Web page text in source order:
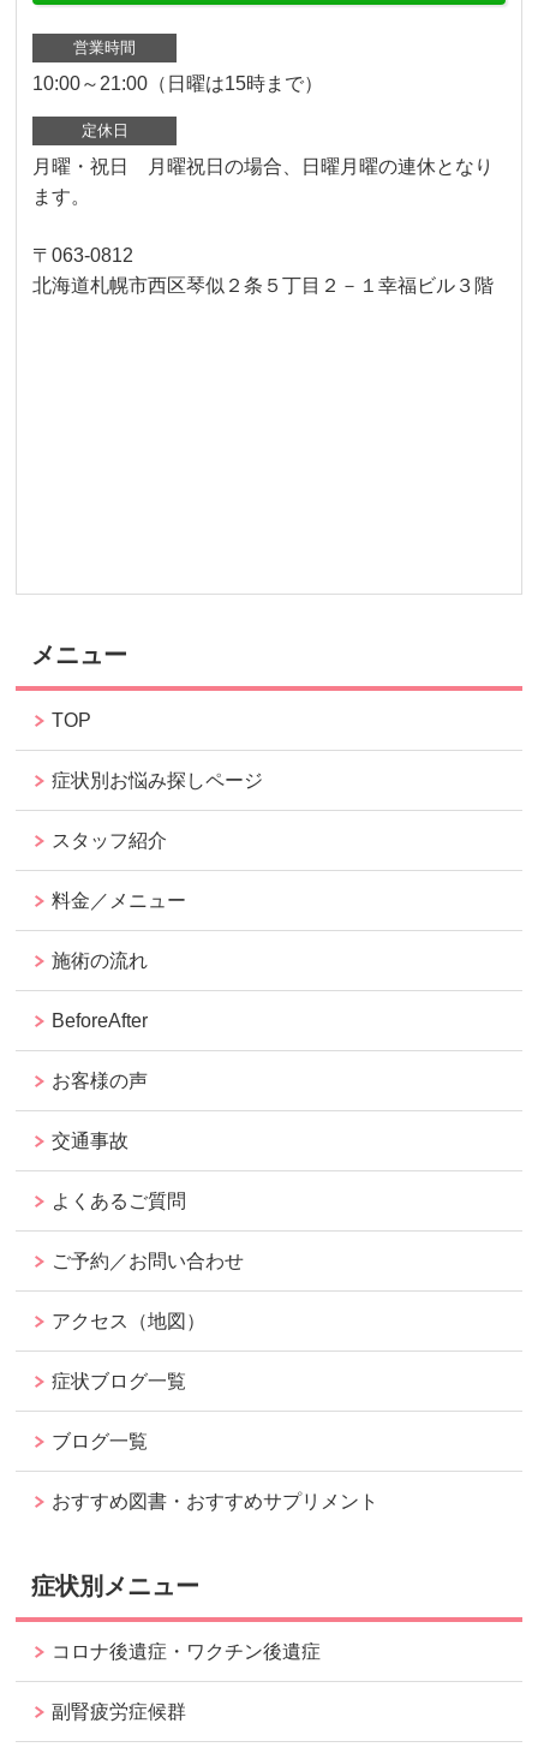
営業時間
10:00～21:00（日曜は15時まで）
定休日
月曜・祝日 月曜祝日の場合、日曜月曜の連休となり
ます。
〒063-0812
北海道札幌市西区琴似２条５丁目２－１幸福ビル３階
メニュー
TOP
症状別お悩み探しページ
スタッフ紹介
料金／メニュー
施術の流れ
BeforeAfter
お客様の声
交通事故
よくあるご質問
ご予約／お問い合わせ
アクセス（地図）
症状ブログ一覧
ブログ一覧
おすすめ図書・おすすめサプリメント
症状別メニュー
コロナ後遺症・ワクチン後遺症
副腎疲労症候群